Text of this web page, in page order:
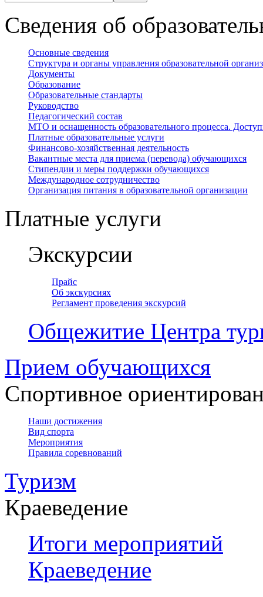
Сведения об
Основные сведения
Структура и органы управления образовательной
Документы
Образование
Образовательные стандарты
Руководство
Педагогический состав
МТО и оснащенность образовательного процесса.
Платные образовательные услуги
Финансово-хозяйственная деятельность
Вакантные места для приема (перевода) обучающихся
Стипендии и меры поддержки обучающихся
Международное сотрудничество
Организация питания в образовательной организации
Платные услуги
Экскурсии
Прайс
Об экскурсиях
Регламент проведения экскурсий
Общежитие Центра
Прием обучающихся
Спортивное
Наши достижения
Вид спорта
Мероприятия
Правила соревнований
Туризм
Краеведение
Итоги мероприятий
Краеведение